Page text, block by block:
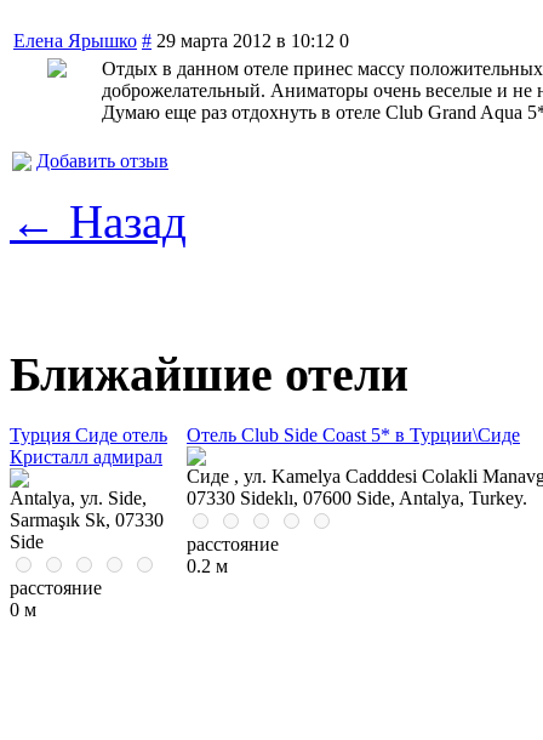
Елена Ярышко # 29 марта 2012 в 10:12 0
Отдых в данном отеле принес массу
доброжелательный. Аниматоры очень веселые и не
Думаю еще раз отдохнуть в отеле Club Grand Aqua
Добавить отзыв
← Назад
Ближайшие отели
Турция Сиде отель
Кристалл адмирал
Antalya, ул. Side,
Sarmaşık Sk, 07330
Side
расстояние
0 м
Отель Club Side Coast 5* в Турции\Сиде
Сиде , ул. Kamelya Cadddesi Colakli
07330 Sideklı, 07600 Side, Antalya, Turkey.
расстояние
0.2 м